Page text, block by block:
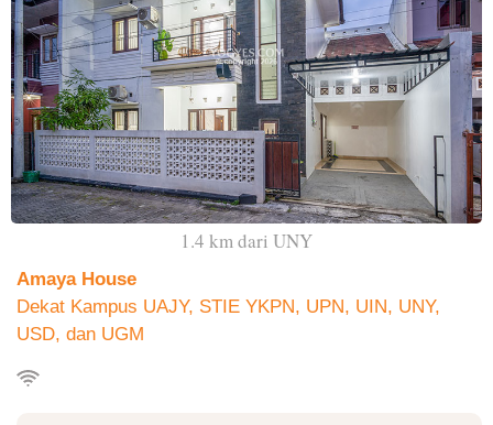
1.4 km dari UNY
Amaya House
Dekat Kampus UAJY, STIE YKPN, UPN, UIN, UNY,
USD, dan UGM